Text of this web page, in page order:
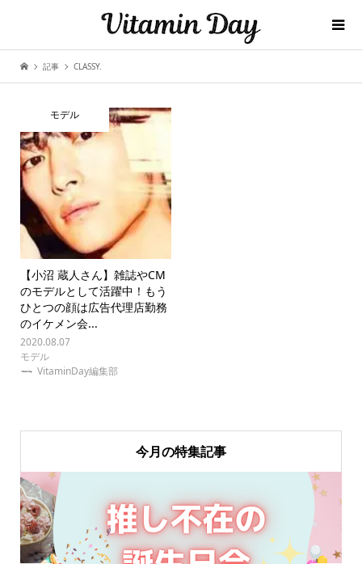
記事 CLASSY.
モデル
【小沼 蔵人さん】雑誌やCM
のモデルとして活躍中！もう
ひとつの顔は広告代理店勤務
のイケメン会...
2020.08.07
モデル
VitaminDay編集部
今月の特集記事